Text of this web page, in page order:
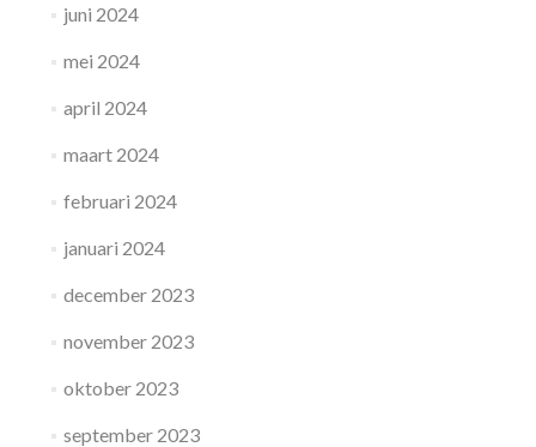
juni 2024
mei 2024
april 2024
maart 2024
februari 2024
januari 2024
december 2023
november 2023
oktober 2023
september 2023